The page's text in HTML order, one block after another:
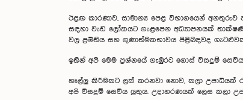
ඊළඟ කාරණාව, සාමාන්‍ය පෙළ විභාගයෙන්
සඳහා වැඩ ලෝකයට ගැළපෙන අධ්‍යාපනයක්
වල ප්‍රමිතිය සහ ගුණාත්මකභාවය පිළිබඳවද
ඉතින් අපි මෙම ප්‍රශ්නයේ ගැඹුරට ගොස් විසදුම්
හෑල්ලු කිරීමකට ලක් කරනවා නොව, කලා
අපි විසදුම් සෙවිය යුතුය. උදාහරණයක් ලෙස කලා